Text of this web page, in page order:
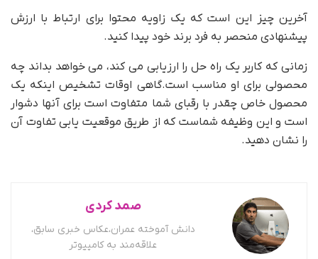
آخرین چیز این است که یک زاویه محتوا برای ارتباط با ارزش
پیشنهادی منحصر به فرد برند خود پیدا کنید.
زمانی که کاربر یک راه حل را ارزیابی می کند، می خواهد بداند چه
محصولی برای او مناسب است.گاهی اوقات تشخیص اینکه یک
محصول خاص چقدر با رقبای شما متفاوت است برای آنها دشوار
است و این وظیفه شماست که از طریق موقعیت یابی تفاوت آن
را نشان دهید.
صمد کردی
دانش آموخته عمران،عکاس خبری سابق،
علاقه‌مند به کامپیوتر